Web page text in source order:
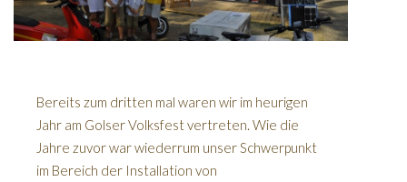
Bereits zum dritten mal waren wir im heurigen
Jahr am Golser Volksfest vertreten. Wie die
Jahre zuvor war wiederrum unser Schwerpunkt
im Bereich der Installation von